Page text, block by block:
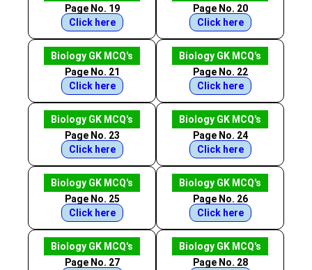
Page No. 19
Click here
Page No. 20
Click here
Biology GK MCQ's
Page No. 21
Click here
Biology GK MCQ's
Page No. 22
Click here
Biology GK MCQ's
Page No. 23
Click here
Biology GK MCQ's
Page No. 24
Click here
Biology GK MCQ's
Page No. 25
Click here
Biology GK MCQ's
Page No. 26
Click here
Biology GK MCQ's
Page No. 27
Biology GK MCQ's
Page No. 28